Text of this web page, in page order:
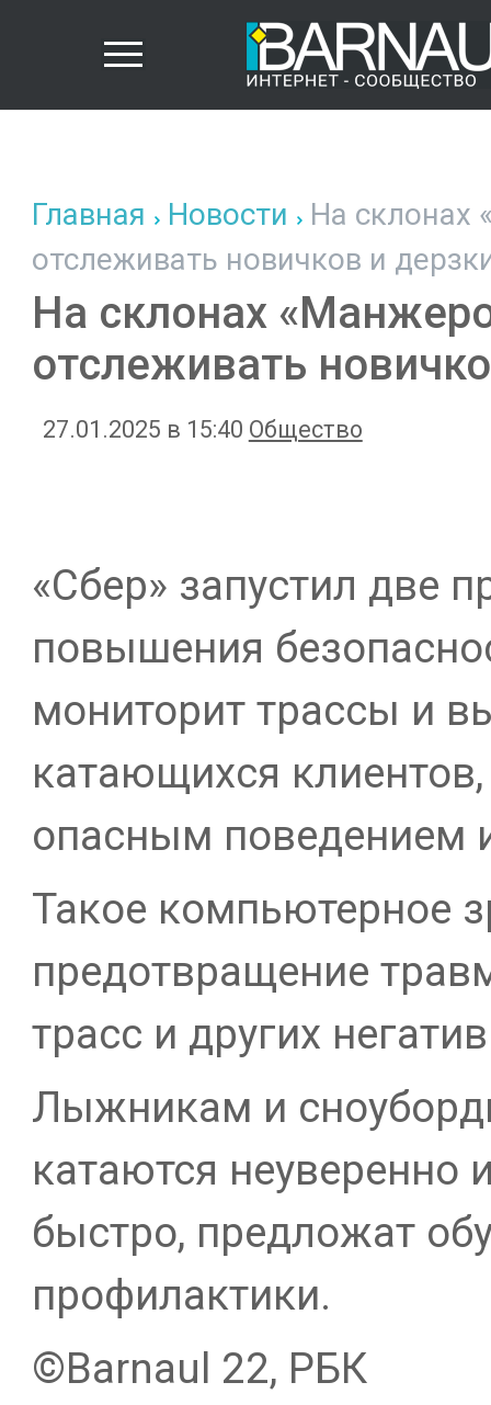
Главная Новости На склонах
отслеживать новичков и
На склонах
отслеживать
27.01.2025 в 15:40 Общество
«Сбер» запустил две
повышения
мониторит трассы и
катающихся
опасным поведением
Такое компьютерное
предотвращение
трасс и других
Лыжникам и
катаются неуверенно
быстро, предложат
профилактики.
©️Barnaul 22, РБК